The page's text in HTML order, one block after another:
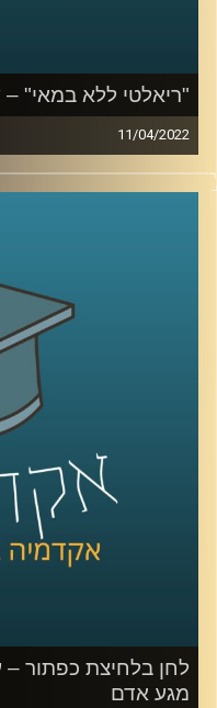
"ריאלטי ללא במאי"
11/04/2022
בסוף השבוע שעבר נרצחו
דיזינגוף בתל אביב.
הצבא והחברה בישראל
שוחחנו על סיקור
הצבא והתקשורת בישראל
לשיחה על היצג צה"ל
לשיחה על הצבא
קרדיט תמונות:
לחן בלחיצת כפתור
מגע אדם